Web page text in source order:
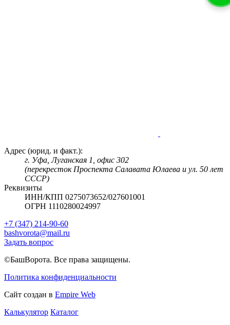
Адрес (юрид. и факт.):
г. Уфа, Луганская 1, офис 302
(перекресток Проспекта Салавата Юлаева и ул. 50 лет
СССР)
Реквизиты
ИНН/КПП 0275073652/027601001
ОГРН 1110280024997
+7 (347) 214-90-60
bashvorota@mail.ru
Задать вопрос
©БашВорота. Все права защищены.
Политика конфиденциальности
Сайт создан в Empire Web
Калькулятор Каталог